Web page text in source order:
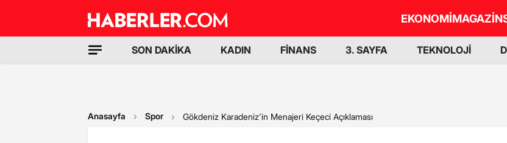
EKONOMİMAGAZİN
SON DAKİKA KADIN FİNANS 3. SAYFA TEKNOLOJİ
Anasayfa Spor Gökdeniz Karadeniz'in Menajeri Keçeci Açıklaması